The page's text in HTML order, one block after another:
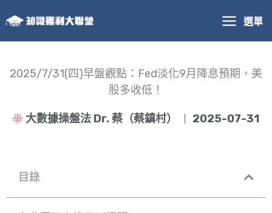
至
主
選單
2025/7/31(四)早盤觀點：Fed淡化9月降息預期，美
股多收低！
大數據操盤法 Dr. 蔡（蔡鎮村） 2025-07-31
目錄